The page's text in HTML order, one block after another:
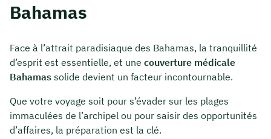
Bahamas
Face à l’attrait paradisiaque des Bahamas, la tranquillité
d’esprit est essentielle, et une couverture médicale
Bahamas solide devient un facteur incontournable.
Que votre voyage soit pour s’évader sur les plages
immaculées de l’archipel ou pour saisir des opportunités
d’affaires, la préparation est la clé.